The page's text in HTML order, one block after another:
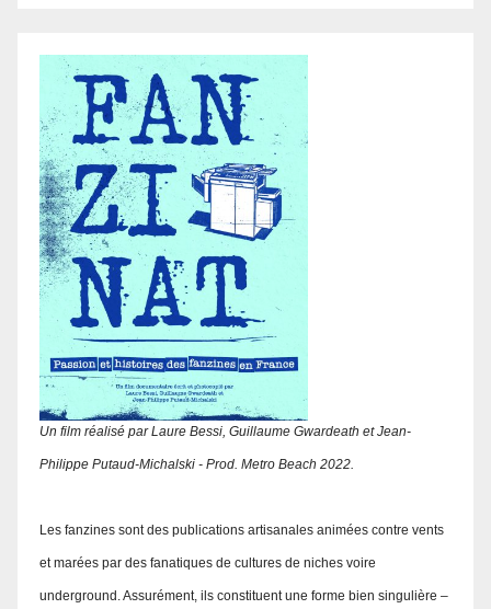
Un film réalisé par Laure Bessi, Guillaume Gwardeath et Jean-
Philippe Putaud-Michalski - Prod. Metro Beach 2022.
Les fanzines sont des publications artisanales animées contre vents
et marées par des fanatiques de cultures de niches voire
underground. Assurément, ils constituent une forme bien singulière –